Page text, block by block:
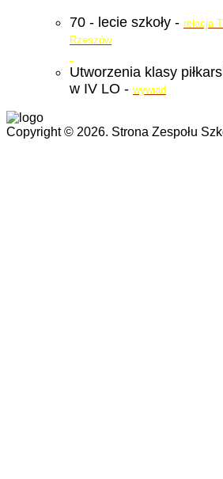
70 - lecie szkoły - relacja
Rzeszów
Utworzenia klasy
w IV LO - wywiad
Copyright © 2026. Strona Zespołu